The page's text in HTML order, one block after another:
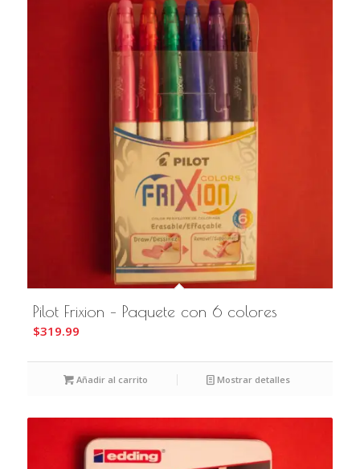
Pilot Frixion – Paquete con 6 colores
$319.99
Añadir al carrito Mostrar detalles